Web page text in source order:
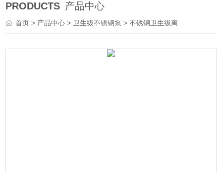
PRODUCTS 产品中心
首页> 产品中心 >卫生级不锈钢泵 >不锈钢卫生级离心泵